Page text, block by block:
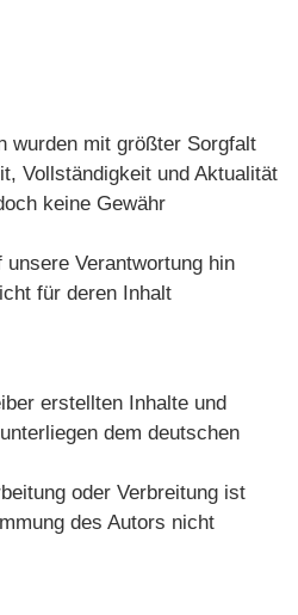
wurden mit größter Sorgfalt
Vollständigkeit und Aktualität
keine Gewähr
Verantwortung hin
für deren Inhalt
erstellten Inhalte und
dem deutschen
oder Verbreitung ist
des Autors nicht